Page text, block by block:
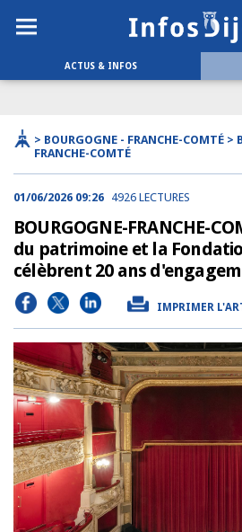
ACTUS & INFOS
> BOURGOGNE - FRANCHE-COMTÉ >
FRANCHE-COMTÉ
01/06/2026 09:26 4926 LECTURES
BOURGOGNE-FRANCHE-
du patrimoine et la
célèbrent 20 ans
IMPRIMER